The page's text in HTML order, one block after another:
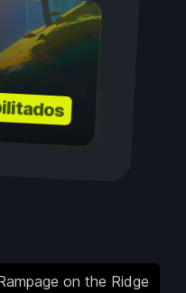
on the Ridge